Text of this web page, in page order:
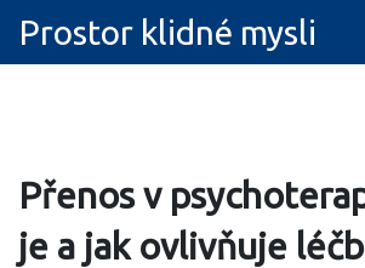
Prostor klidné mysli
Přenos v
je a jak ovlivňuje